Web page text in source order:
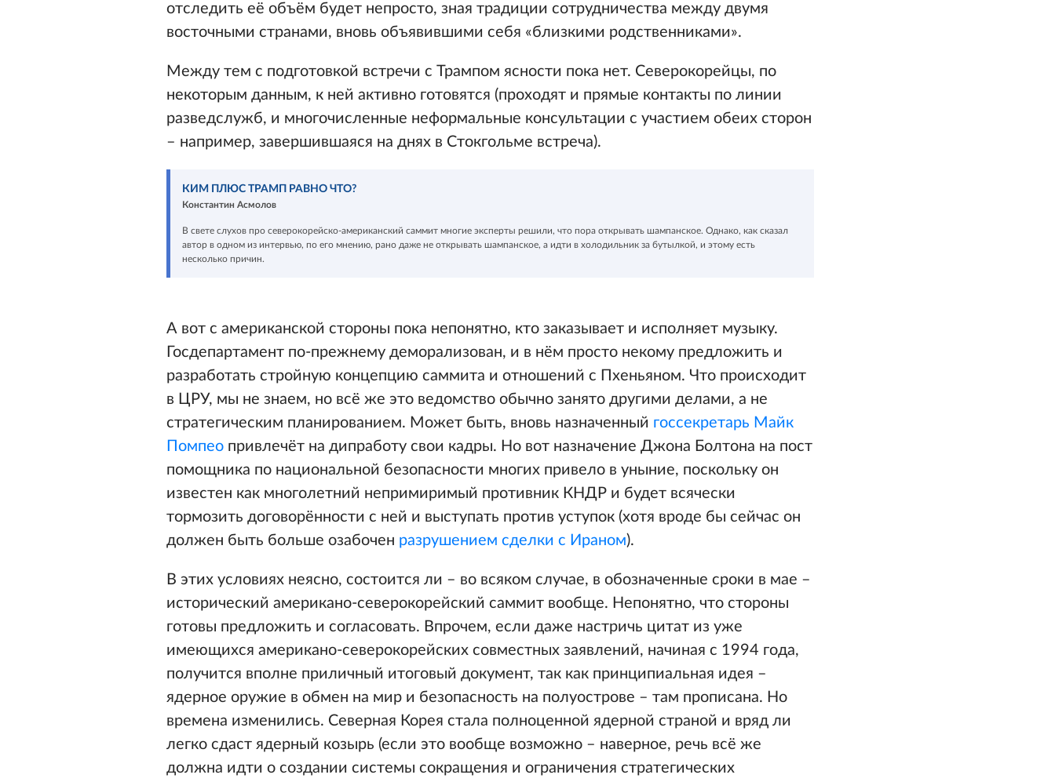
отследить её объём будет непросто, зная традиции сотрудничества между двумя
восточными странами, вновь объявившими себя «близкими родственниками».
Между тем с подготовкой встречи с Трампом ясности пока нет. Северокорейцы, по
некоторым данным, к ней активно готовятся (проходят и прямые контакты по линии
разведслужб, и многочисленные неформальные консультации с участием обеих сторон
– например, завершившаяся на днях в Стокгольме встреча).
КИМ ПЛЮС ТРАМП РАВНО ЧТО?
Константин Асмолов
В свете слухов про северокорейско-американский саммит многие эксперты решили, что пора открывать шампанское. Однако, как сказал
автор в одном из интервью, по его мнению, рано даже не открывать шампанское, а идти в холодильник за бутылкой, и этому есть
несколько причин.
А вот с американской стороны пока непонятно, кто заказывает и исполняет музыку.
Госдепартамент по-прежнему деморализован, и в нём просто некому предложить и
разработать стройную концепцию саммита и отношений с Пхеньяном. Что происходит
в ЦРУ, мы не знаем, но всё же это ведомство обычно занято другими делами, а не
стратегическим планированием. Может быть, вновь назначенный госсекретарь Майк
Помпео привлечёт на дипработу свои кадры. Но вот назначение Джона Болтона на пост
помощника по национальной безопасности многих привело в уныние, поскольку он
известен как многолетний непримиримый противник КНДР и будет всячески
тормозить договорённости с ней и выступать против уступок (хотя вроде бы сейчас он
должен быть больше озабочен разрушением сделки с Ираном).
В этих условиях неясно, состоится ли – во всяком случае, в обозначенные сроки в мае –
исторический американо-северокорейский саммит вообще. Непонятно, что стороны
готовы предложить и согласовать. Впрочем, если даже настричь цитат из уже
имеющихся американо-северокорейских совместных заявлений, начиная с 1994 года,
получится вполне приличный итоговый документ, так как принципиальная идея –
ядерное оружие в обмен на мир и безопасность на полуострове – там прописана. Но
времена изменились. Северная Корея стала полноценной ядерной страной и вряд ли
легко сдаст ядерный козырь (если это вообще возможно – наверное, речь всё же
должна идти о создании системы сокращения и ограничения стратегических